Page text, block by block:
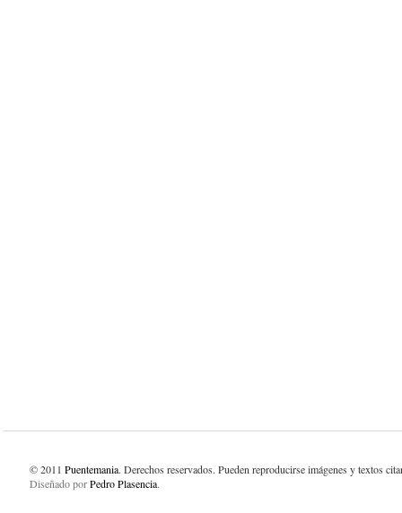
© 2011 Puentemania. Derechos reservados. Pueden reproducirse imágenes y textos
Diseñado porPedro Plasencia.